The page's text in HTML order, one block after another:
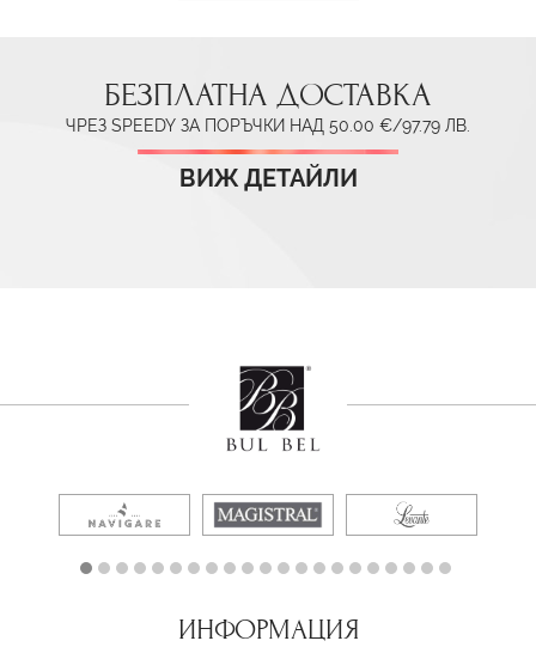
БЕЗПЛАТНА ДОСТАВКА
ЧРЕЗ SPEEDY ЗА ПОРЪЧКИ НАД 50.00 €/97.79 ЛВ.
ВИЖ ДЕТАЙЛИ
ИНФОРМАЦИЯ